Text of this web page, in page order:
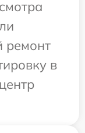
ремонт
в